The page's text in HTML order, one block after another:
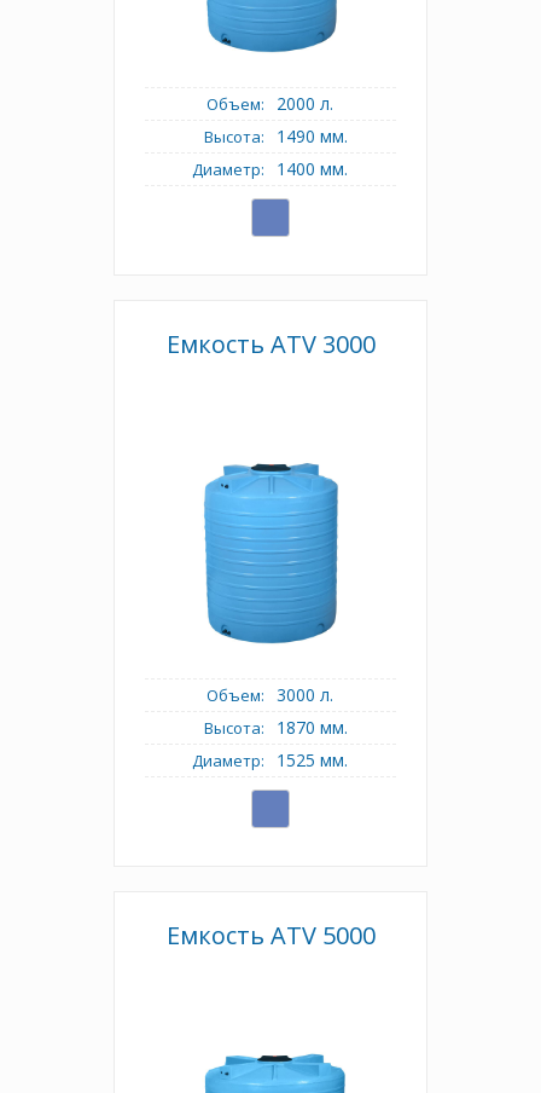
Объем: 2000 л.
Высота: 1490 мм.
Диаметр: 1400 мм.
Емкость АТV 3000
Объем: 3000 л.
Высота: 1870 мм.
Диаметр: 1525 мм.
Емкость АТV 5000